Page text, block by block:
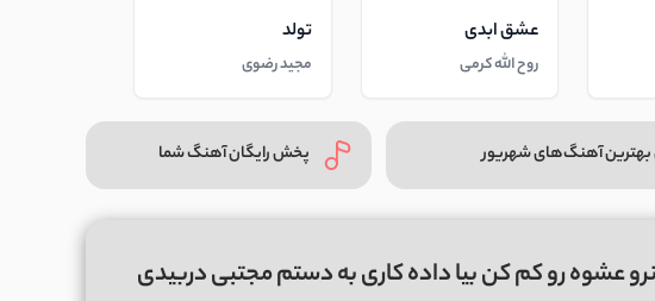
عشق ابدی
روح الله کرمی
تولد
مجید رضوی
بهترین آهنگ‌های شهریور پخش رایگان آهنگ شما
عشوه رو کم کن بیا داده کاری به دستم مجتبی دربیدی